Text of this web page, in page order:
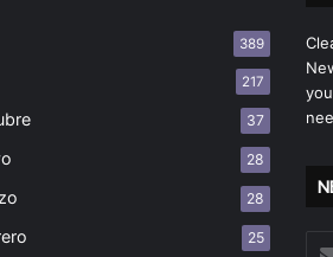
389
217
37
28
28
25